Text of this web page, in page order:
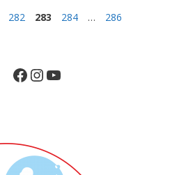
Pagina
282 Pagina
283 Pagina
284 … Pagina
286
Facebook
Instagram
YouTube